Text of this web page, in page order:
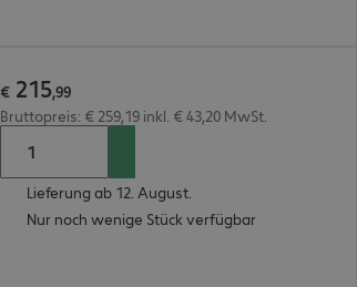
€ 215,99
Bruttopreis: € 259,19 inkl. € 43,20 MwSt.
Lieferung ab 12. August.
Nur noch wenige Stück verfügbar